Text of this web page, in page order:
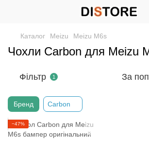
Каталог Meizu Meizu M6s
Чохли Carbon для Meizu
Фільтр 1 За
Бренд Carbon
−47%